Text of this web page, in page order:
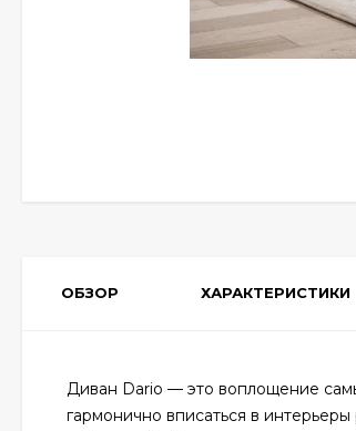
ОБЗОР ХАРАКТЕРИСТИКИ
Диван Dario — это воплощение
гармонично вписаться в